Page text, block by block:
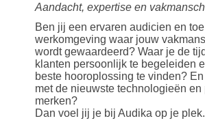
Aandacht, expertise en
Ben jij een ervaren audicien en
werkomgeving waar jouw
wordt gewaardeerd? Waar je de
klanten persoonlijk te begeleiden
beste hooroplossing te vinden?
met de nieuwste technologieën en
merken?
Dan voel jij je bij Audika op je plek.